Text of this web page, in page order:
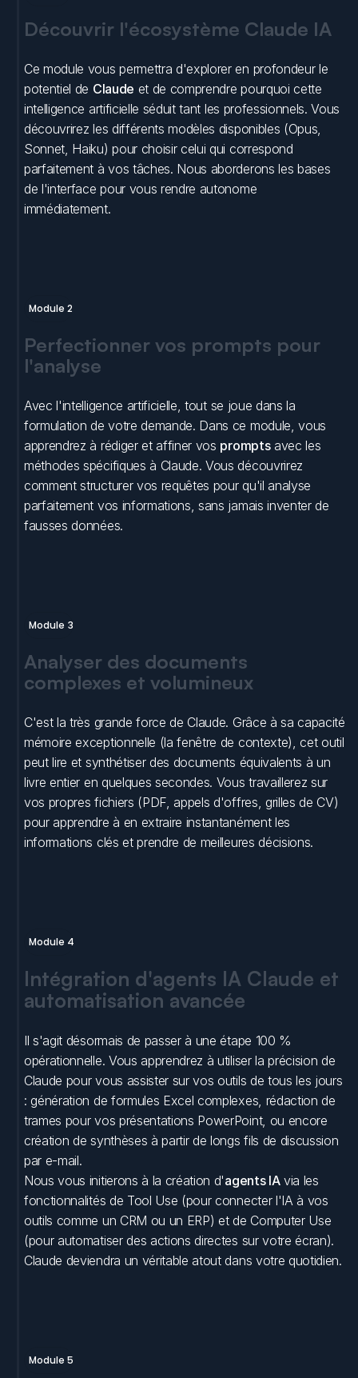
Découvrir l'écosystème Claude IA
Ce module vous permettra d'explorer en profondeur le
potentiel de Claude et de comprendre pourquoi cette
intelligence artificielle séduit tant les professionnels. Vous
découvrirez les différents modèles disponibles (Opus,
Sonnet, Haiku) pour choisir celui qui correspond
parfaitement à vos tâches. Nous aborderons les bases
de l'interface pour vous rendre autonome
immédiatement.
Module 2
Perfectionner vos prompts pour
l'analyse
Avec l'intelligence artificielle, tout se joue dans la
formulation de votre demande. Dans ce module, vous
apprendrez à rédiger et affiner vos prompts avec les
méthodes spécifiques à Claude. Vous découvrirez
comment structurer vos requêtes pour qu'il analyse
parfaitement vos informations, sans jamais inventer de
fausses données.
Module 3
Analyser des documents
complexes et volumineux
C'est la très grande force de Claude. Grâce à sa capacité
mémoire exceptionnelle (la fenêtre de contexte), cet outil
peut lire et synthétiser des documents équivalents à un
livre entier en quelques secondes. Vous travaillerez sur
vos propres fichiers (PDF, appels d'offres, grilles de CV)
pour apprendre à en extraire instantanément les
informations clés et prendre de meilleures décisions.
Il s'agit désormais de passer à une étape 100 %
opérationnelle. Vous apprendrez à utiliser la précision de
Claude pour vous assister sur vos outils de tous les jours
: génération de formules Excel complexes, rédaction de
trames pour vos présentations PowerPoint, ou encore
création de synthèses à partir de longs fils de discussion
par e-mail.
Nous vous initierons à la création d'agents IA via les
fonctionnalités de Tool Use (pour connecter l'IA à vos
outils comme un CRM ou un ERP) et de Computer Use
(pour automatiser des actions directes sur votre écran).
Claude deviendra un véritable atout dans votre quotidien.
Module 4
Intégration d'agents IA Claude et
automatisation avancée
Module 5